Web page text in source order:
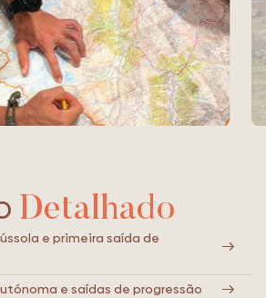
Detalhado
e primeira saída de
e saídas de progressão